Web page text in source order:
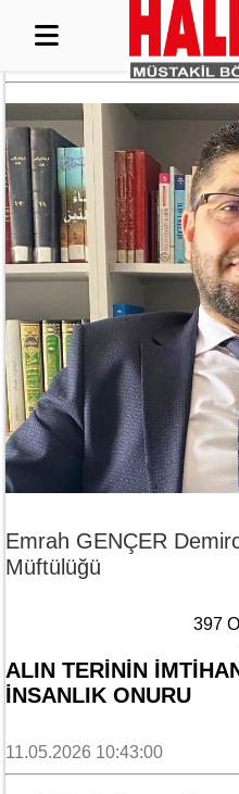
Emrah GENÇER
Müftülüğü
397
ALIN TERININ
İNSANLIK ONURU
11.05.2026 10:43:00